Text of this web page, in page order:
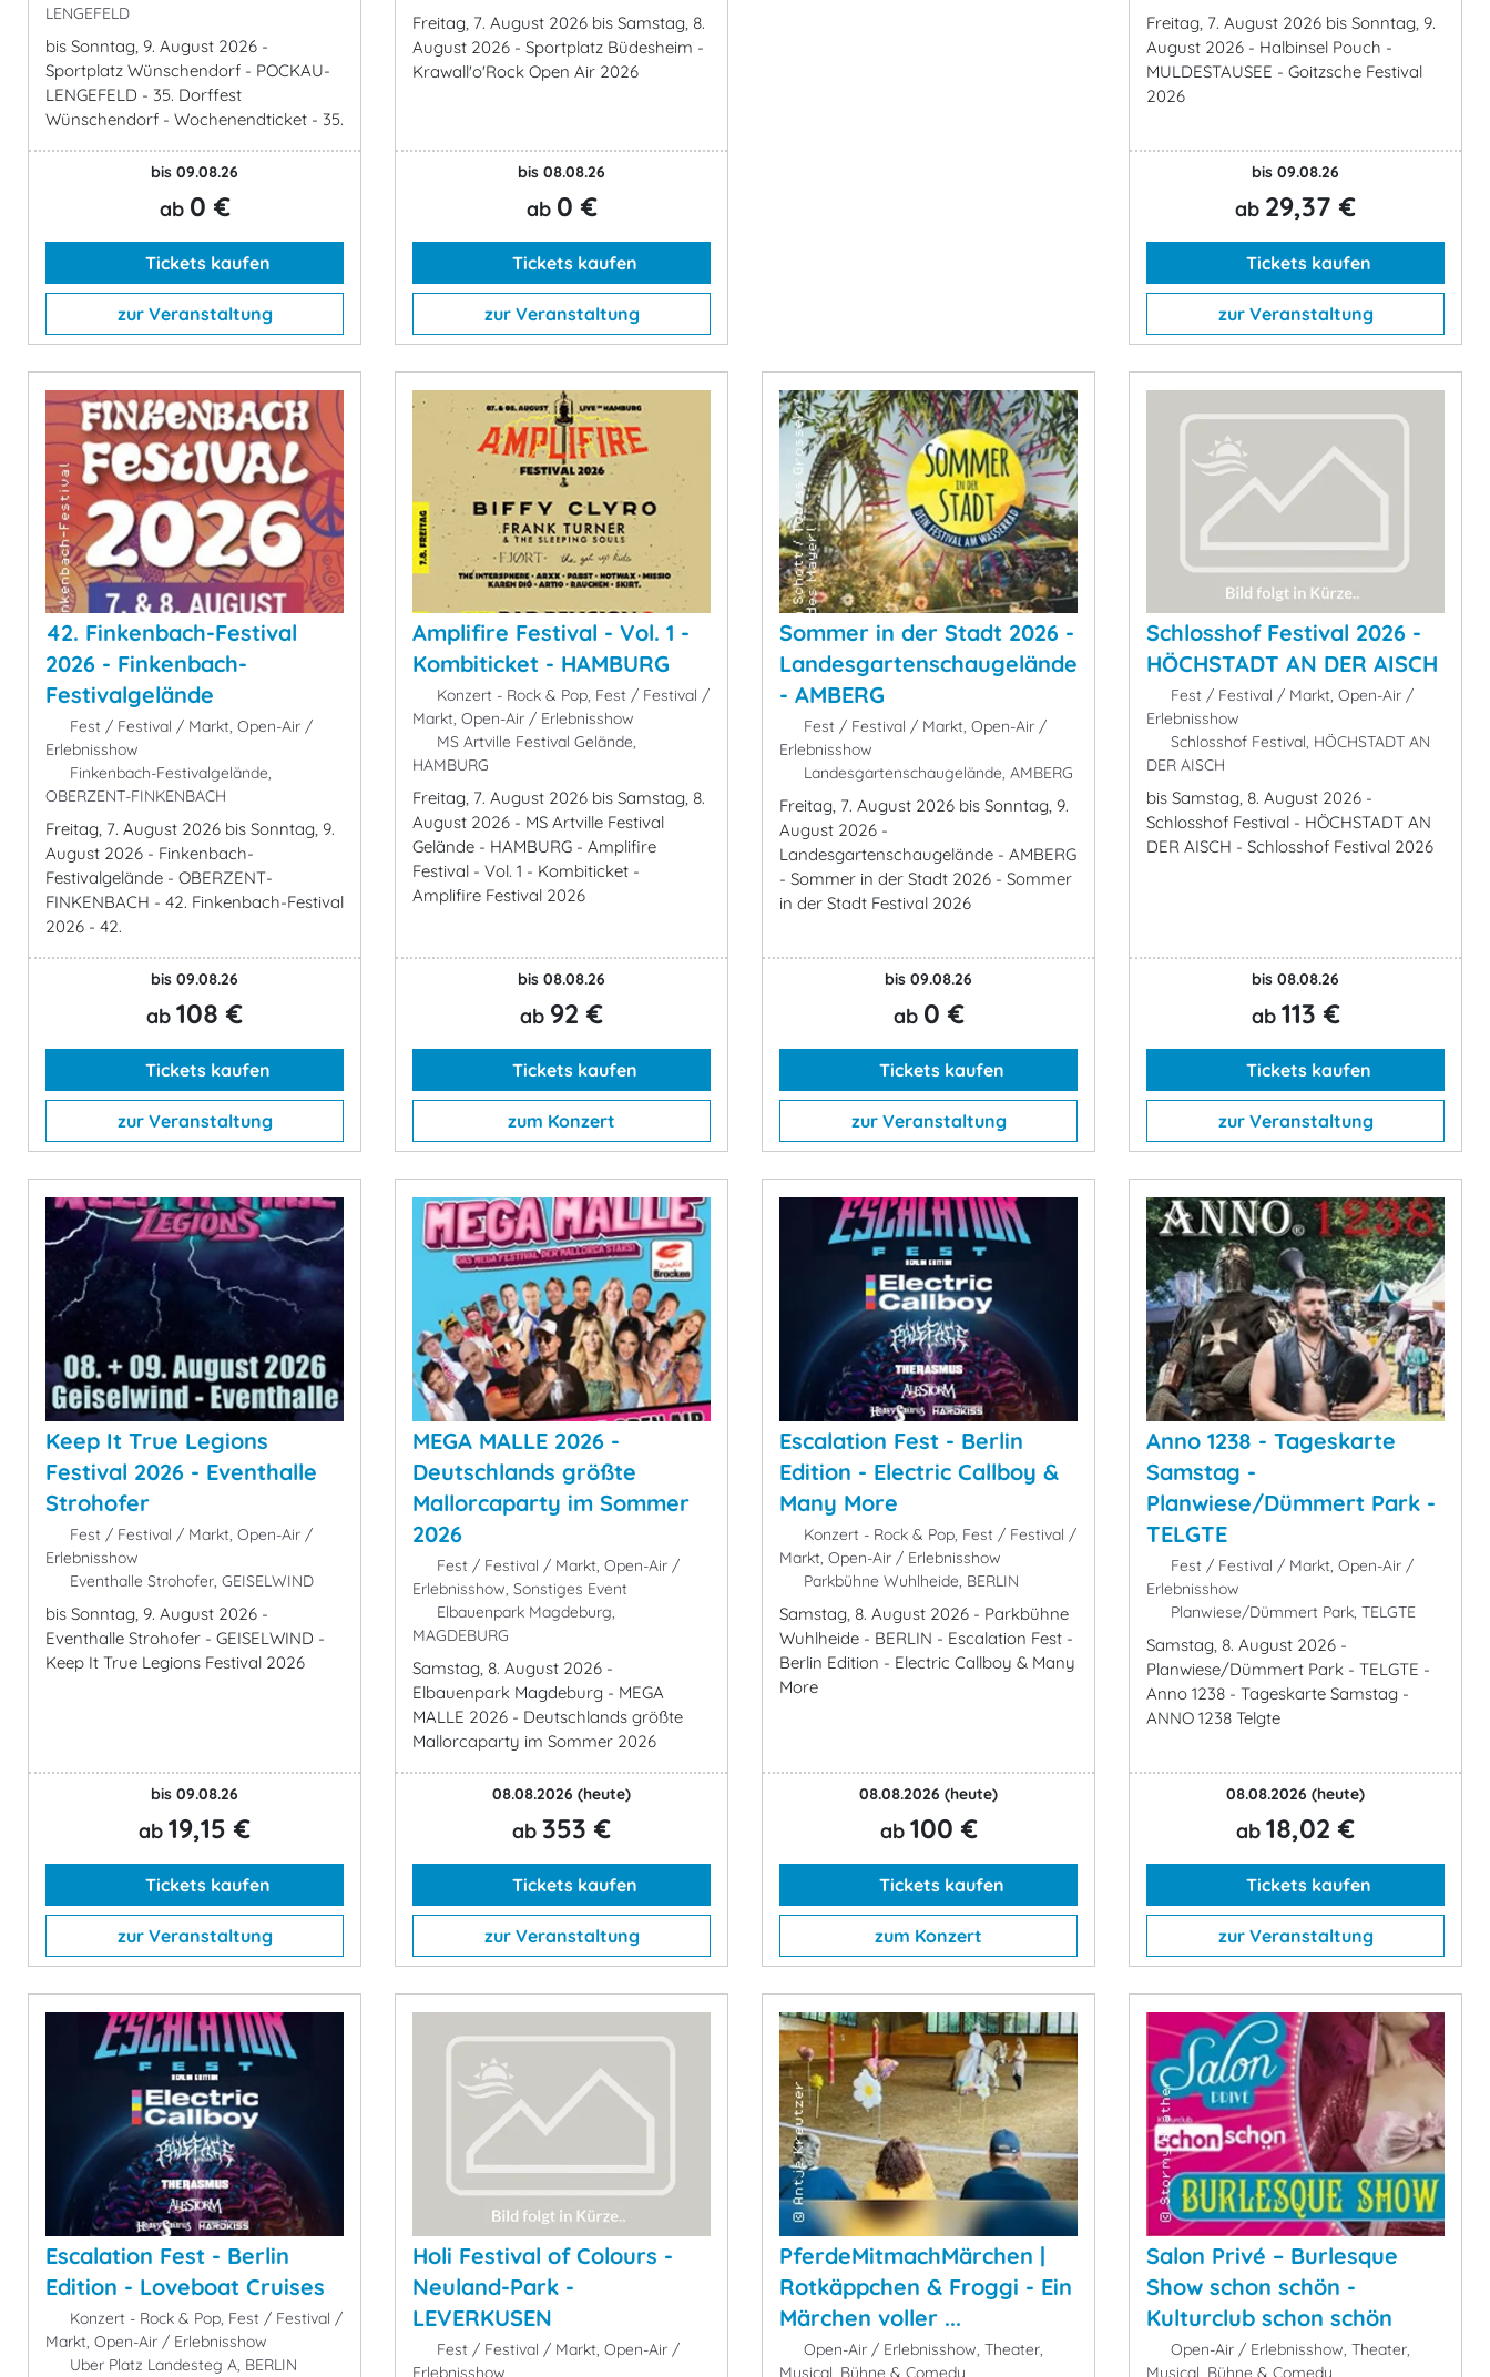
LENGEFELD
bis Sonntag, 9. August 2026 -
Sportplatz Wünschendorf - POCKAU-
LENGEFELD - 35. Dorffest
Wünschendorf - Wochenendticket - 35.
bis 09.08.26
ab 0 €
Tickets kaufen
zur Veranstaltung
Freitag, 7. August 2026 bis Samstag, 8.
August 2026 - Sportplatz Büdesheim -
Krawall'o'Rock Open Air 2026
bis 08.08.26
ab 0 €
Tickets kaufen
zur Veranstaltung
Freitag, 7. August 2026 bis Sonntag, 9.
August 2026 - Halbinsel Pouch -
MULDESTAUSEE - Goitzsche Festival
2026
bis 09.08.26
ab 29,37 €
Tickets kaufen
zur Veranstaltung
42. Finkenbach-Festival
2026 - Finkenbach-
Festivalgelände
Fest / Festival / Markt, Open-Air /
Erlebnisshow
Finkenbach-Festivalgelände,
OBERZENT-FINKENBACH
Freitag, 7. August 2026 bis Sonntag, 9.
August 2026 - Finkenbach-
Festivalgelände - OBERZENT-
FINKENBACH - 42. Finkenbach-Festival
2026 - 42.
bis 09.08.26
ab 108 €
Tickets kaufen
zur Veranstaltung
Amplifire Festival - Vol. 1 -
Kombiticket - HAMBURG
Konzert - Rock & Pop, Fest / Festival /
Markt, Open-Air / Erlebnisshow
MS Artville Festival Gelände,
HAMBURG
Freitag, 7. August 2026 bis Samstag, 8.
August 2026 - MS Artville Festival
Gelände - HAMBURG - Amplifire
Festival - Vol. 1 - Kombiticket -
Amplifire Festival 2026
bis 08.08.26
ab 92 €
Tickets kaufen
zum Konzert
Sommer in der Stadt 2026 -
Landesgartenschaugelände
- AMBERG
Fest / Festival / Markt, Open-Air /
Erlebnisshow
Landesgartenschaugelände, AMBERG
Freitag, 7. August 2026 bis Sonntag, 9.
August 2026 -
Landesgartenschaugelände - AMBERG
- Sommer in der Stadt 2026 - Sommer
in der Stadt Festival 2026
bis 09.08.26
ab 0 €
Tickets kaufen
zur Veranstaltung
Schlosshof Festival 2026 -
HÖCHSTADT AN DER AISCH
Fest / Festival / Markt, Open-Air /
Erlebnisshow
Schlosshof Festival, HÖCHSTADT AN
DER AISCH
bis Samstag, 8. August 2026 -
Schlosshof Festival - HÖCHSTADT AN
DER AISCH - Schlosshof Festival 2026
bis 08.08.26
ab 113 €
Tickets kaufen
zur Veranstaltung
Keep It True Legions
Festival 2026 - Eventhalle
Strohofer
Fest / Festival / Markt, Open-Air /
Erlebnisshow
Eventhalle Strohofer, GEISELWIND
bis Sonntag, 9. August 2026 -
Eventhalle Strohofer - GEISELWIND -
Keep It True Legions Festival 2026
bis 09.08.26
ab 19,15 €
Tickets kaufen
zur Veranstaltung
MEGA MALLE 2026 -
Deutschlands größte
Mallorcaparty im Sommer
2026
Fest / Festival / Markt, Open-Air /
Erlebnisshow, Sonstiges Event
Elbauenpark Magdeburg,
MAGDEBURG
Samstag, 8. August 2026 -
Elbauenpark Magdeburg - MEGA
MALLE 2026 - Deutschlands größte
Mallorcaparty im Sommer 2026
08.08.2026 (heute)
ab 353 €
Tickets kaufen
zur Veranstaltung
Escalation Fest - Berlin
Edition - Electric Callboy &
Many More
Konzert - Rock & Pop, Fest / Festival /
Markt, Open-Air / Erlebnisshow
Parkbühne Wuhlheide, BERLIN
Samstag, 8. August 2026 - Parkbühne
Wuhlheide - BERLIN - Escalation Fest -
Berlin Edition - Electric Callboy & Many
More
08.08.2026 (heute)
ab 100 €
Tickets kaufen
zum Konzert
Anno 1238 - Tageskarte
Samstag -
Planwiese/Dümmert Park -
TELGTE
Fest / Festival / Markt, Open-Air /
Erlebnisshow
Planwiese/Dümmert Park, TELGTE
Samstag, 8. August 2026 -
Planwiese/Dümmert Park - TELGTE -
Anno 1238 - Tageskarte Samstag -
ANNO 1238 Telgte
08.08.2026 (heute)
ab 18,02 €
Tickets kaufen
zur Veranstaltung
Escalation Fest - Berlin
Edition - Loveboat Cruises
Konzert - Rock & Pop, Fest / Festival /
Markt, Open-Air / Erlebnisshow
Uber Platz Landesteg A, BERLIN
Holi Festival of Colours -
Neuland-Park -
LEVERKUSEN
Fest / Festival / Markt, Open-Air /
Erlebnisshow
PferdeMitmachMärchen |
Rotkäppchen & Froggi - Ein
Märchen voller ...
Open-Air / Erlebnisshow, Theater,
Musical, Bühne & Comedy
Salon Privé – Burlesque
Show schon schön -
Kulturclub schon schön
Open-Air / Erlebnisshow, Theater,
Musical, Bühne & Comedy